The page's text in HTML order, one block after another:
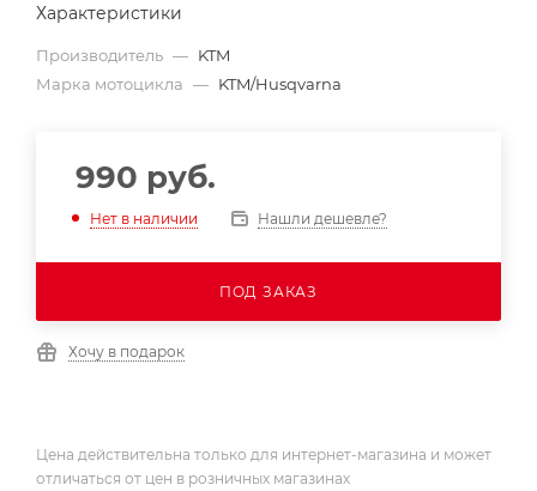
Характеристики
Производитель — KTM
Марка мотоцикла — KTM/Husqvarna
990 руб.
Нет в наличии Нашли дешевле?
ПОД ЗАКАЗ
Хочу в подарок
Цена действительна только для интернет-магазина и может
отличаться от цен в розничных магазинах